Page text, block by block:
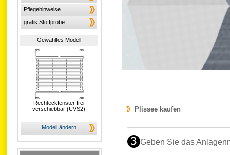
Pflegehinweise
gratis Stoffprobe
Gewähltes Modell
Rechteckfenster frei
verschiebbar (UVS2)
Modell ändern
Plissee kaufen
Geben Sie das